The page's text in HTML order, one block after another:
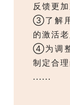
反馈更
③了解
的激活
④为调
制定合
......